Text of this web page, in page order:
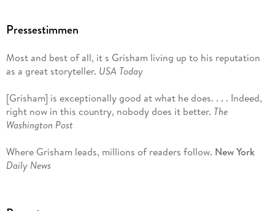
Much of his fiction explores deep-seated problems in our
Pressestimmen
Most and best of all, it s Grisham living up to his reputation
as a great storyteller. USA Today
[Grisham] is exceptionally good at what he does. . . . Indeed,
right now in this country, nobody does it better. The
Washington Post
Where Grisham leads, millions of readers follow. New York
Daily News
takes great care creating his setup.